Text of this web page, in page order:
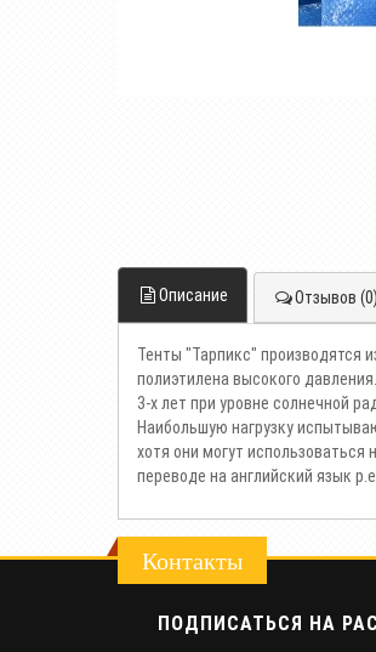
Описание Отзывов (0)
Тенты "Тарпикс" производятся
полиэтилена высокого
3-х лет при уровне солнечной
Наибольшую нагрузку
хотя они могут
переводе на английский язык
Контакты
ПОДПИСАТЬСЯ НА